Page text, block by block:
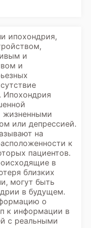
ипохондрия,
и
и
Ипохондрия
жизненными
или депрессией.
на
к
пациентов.
в
близких
могут быть
в будущем.
о
к информации в
с реальными